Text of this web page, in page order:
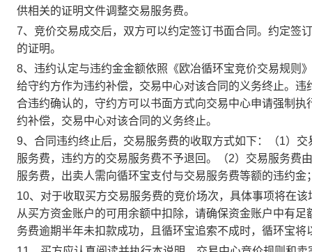
供相关的证明文件调整交易服务费。
7、竞价交易成交后，双方可以约定签订书面合同。约定签
的证明。
8、违约认定与违约金金额依照《欧冶循环宝竞价交易规则
给守约方作为违约补偿，交易中心对该合同的义务终止。
合违约确认的，守约方可以书面方式向交易中心申请强制
约补偿，交易中心对该合同的义务终止。
9、合同违约终止后，交易服务费的收取方式如下：（1）
服务费，违约方的交易服务费不予退回。（2）交易服务费
服务费，出卖人需向循环宝支付与交易服务费等额的违约
10、对于收取买方交易服务费的竞价场次，具体事项将在
从买方资金账户的可用余额中扣除，请确保资金账户中有
务费逾期半年未扣款成功，且循环宝追索不成时，循环宝将